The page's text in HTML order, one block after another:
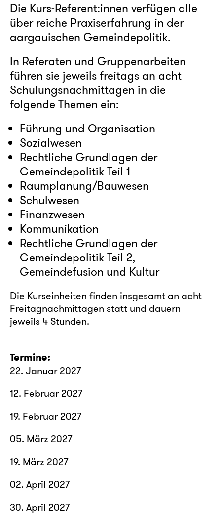
Die Kurs-Referent:innen verfügen alle
über reiche Praxiserfahrung in der
aargauischen Gemeindepolitik.
In Referaten und Gruppenarbeiten
führen sie jeweils freitags an acht
Schulungsnachmittagen in die
folgende Themen ein:
Führung und Organisation
Sozialwesen
Rechtliche Grundlagen der
Gemeindepolitik Teil 1
Raumplanung/Bauwesen
Schulwesen
Finanzwesen
Kommunikation
Rechtliche Grundlagen der
Gemeindepolitik Teil 2,
Gemeindefusion und Kultur
Die Kurseinheiten finden insgesamt an acht
Freitagnachmittagen statt und dauern
jeweils 4 Stunden.
Termine:
22. Januar 2027
12. Februar 2027
19. Februar 2027
05. März 2027
19. März 2027
02. April 2027
30. April 2027